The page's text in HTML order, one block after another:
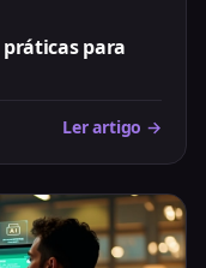
para
Ler artigo →